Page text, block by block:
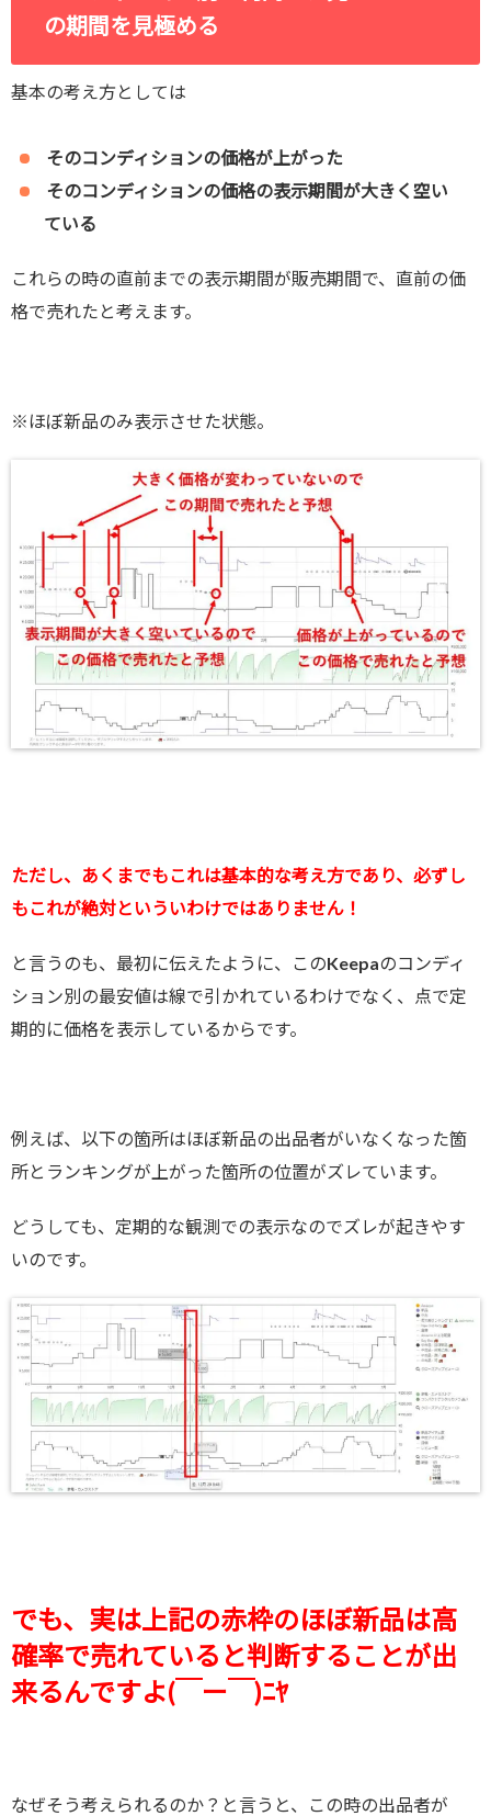
の期間を見極める
基本の考え方としては
そのコンディションの価格が上がった
そのコンディションの価格の表示期間が大きく空い
ている
これらの時の直前までの表示期間が販売期間で、直前の価
格で売れたと考えます。
※ほぼ新品のみ表示させた状態。
ただし、あくまでもこれは基本的な考え方であり、必ずし
もこれが絶対といういわけではありません！
と言うのも、最初に伝えたように、このKeepaのコンディ
ション別の最安値は線で引かれているわけでなく、点で定
期的に価格を表示しているからです。
例えば、以下の箇所はほぼ新品の出品者がいなくなった箇
所とランキングが上がった箇所の位置がズレています。
どうしても、定期的な観測での表示なのでズレが起きやす
いのです。
でも、実は上記の赤枠のほぼ新品は高
確率で売れていると判断することが出
来るんですよ(￣ー￣)ﾆﾔ
なぜそう考えられるのか？と言うと、この時の出品者が